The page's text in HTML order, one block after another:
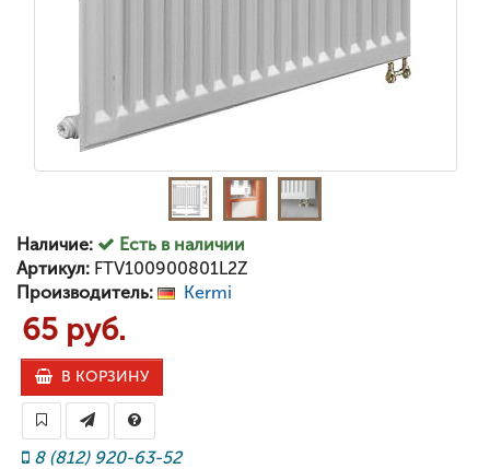
Наличие:
Есть в наличии
Артикул: FTV100900801L2Z
Производитель:
Kermi
65 руб.
В КОРЗИНУ
8 (812) 920-63-52